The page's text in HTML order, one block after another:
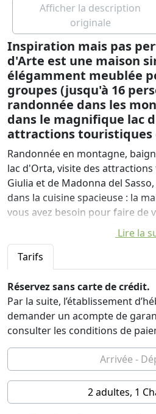
Afficher la description
originale
Inspiration mais pas
d'Arte est une maison
élégamment meublée
groupes (jusqu'à 16
randonnée dans les
dans le magnifique lac
attractions touristiques
Randonnée en montagne,
lac d'Orta, visite des
Giulia et de Madonna del
dans la cuisine spacieuse : la
vous avez besoin pour faire de
une expérience merveilleuse.
La Casa d'Arte est une
au cœur du village de
dispose d'une belle cour avec
terrasse pour se détendre.
Au rez-de-chaussée il y a une
pouvant accueillir 16
Aux deux étages supérieurs se
et une salle de bains. Les
depuis le balcon. Il y a un total
simples.
Quarna Sotto est un petit
Lire la
Tarifs
Réservez sans carte de crédit.
Par la suite, l’établissement
demander un acompte de
consulter les conditions de
2 adultes, 1